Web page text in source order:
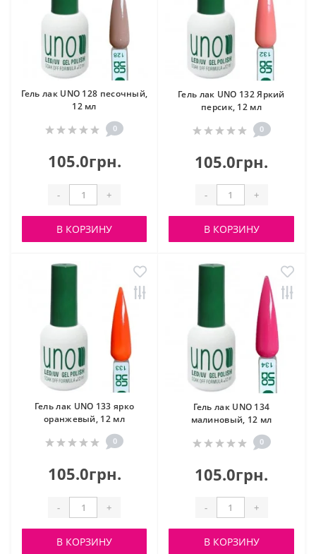
Гель лак UNO 128 песочный,
12 мл
0
105.0грн.
- +
В КОРЗИНУ
Гель лак UNO 132 Яркий
персик, 12 мл
0
105.0грн.
- +
В КОРЗИНУ
Гель лак UNO 133 ярко
оранжевый, 12 мл
0
105.0грн.
- +
В КОРЗИНУ
Гель лак UNO 134
малиновый, 12 мл
0
105.0грн.
- +
В КОРЗИНУ